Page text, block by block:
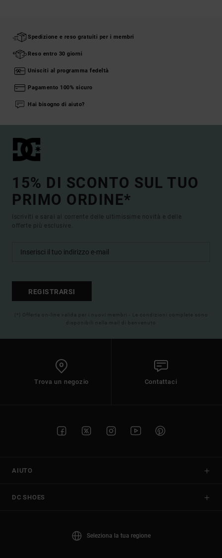
Spedizione e reso gratuiti per i membri
Reso entro 30 giorni
Unisciti al programma fedeltà
Pagamento 100% sicuro
Hai bisogno di aiuto?
15% DI SCONTO SUL TUO
PRIMO ORDINE*
Iscriviti e sarai al corrente delle ultimissime novità e delle
offerte più esclusive.
REGISTRARSI
(*) Offerta on-line valida per i nuovi membri - Le condizioni complete sono
disponibili nella mail di benvenuto
Trova un negozio Contattaci
AIUTO
DC SHOES
Seleziona la tua regione